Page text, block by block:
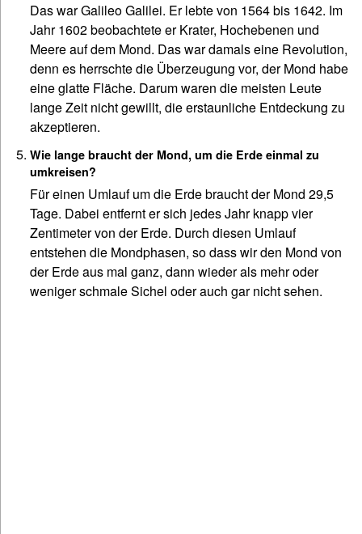
Das war Galileo Galilei. Er lebte von 1564 bis 1642. Im
Jahr 1602 beobachtete er Krater, Hochebenen und
Meere auf dem Mond. Das war damals eine Revolution,
denn es herrschte die Überzeugung vor, der Mond habe
eine glatte Fläche. Darum waren die meisten Leute
lange Zeit nicht gewillt, die erstaunliche Entdeckung zu
akzeptieren.
Wie lange braucht der Mond, um die Erde einmal zu
umkreisen?
Für einen Umlauf um die Erde braucht der Mond 29,5
Tage. Dabei entfernt er sich jedes Jahr knapp vier
Zentimeter von der Erde. Durch diesen Umlauf
entstehen die Mondphasen, so dass wir den Mond von
der Erde aus mal ganz, dann wieder als mehr oder
weniger schmale Sichel oder auch gar nicht sehen.